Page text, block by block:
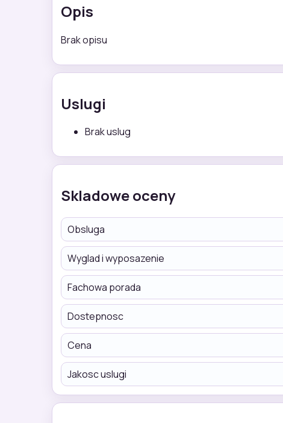
Opis
Brak opisu
Uslugi
Brak uslug
Skladowe oceny
Obsluga
Wyglad i wyposazenie
Fachowa porada
Dostepnosc
Cena
Jakosc uslugi